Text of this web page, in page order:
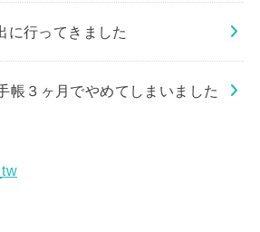
に行ってきました
帳３ヶ月でやめてしまいました